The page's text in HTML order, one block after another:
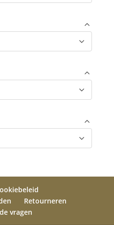
Retourneren
vragen